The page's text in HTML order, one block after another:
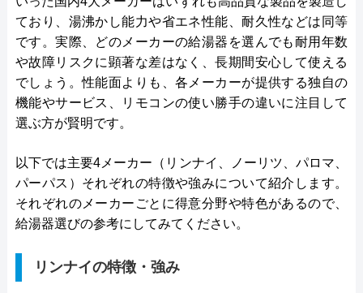
ており、湯沸かし能力や省エネ性能、耐久性などは同等
です。実際、どのメーカーの給湯器を選んでも耐用年数
や故障リスクに顕著な差はなく、長期間安心して使える
でしょう。性能面よりも、各メーカーが提供する独自の
機能やサービス、リモコンの使い勝手の違いに注目して
選ぶ方が賢明です。
以下では主要4メーカー（リンナイ、ノーリツ、パロマ、
パーパス）それぞれの特徴や強みについて紹介します。
それぞれのメーカーごとに得意分野や特色があるので、
給湯器選びの参考にしてみてください。
リンナイの特徴・強み